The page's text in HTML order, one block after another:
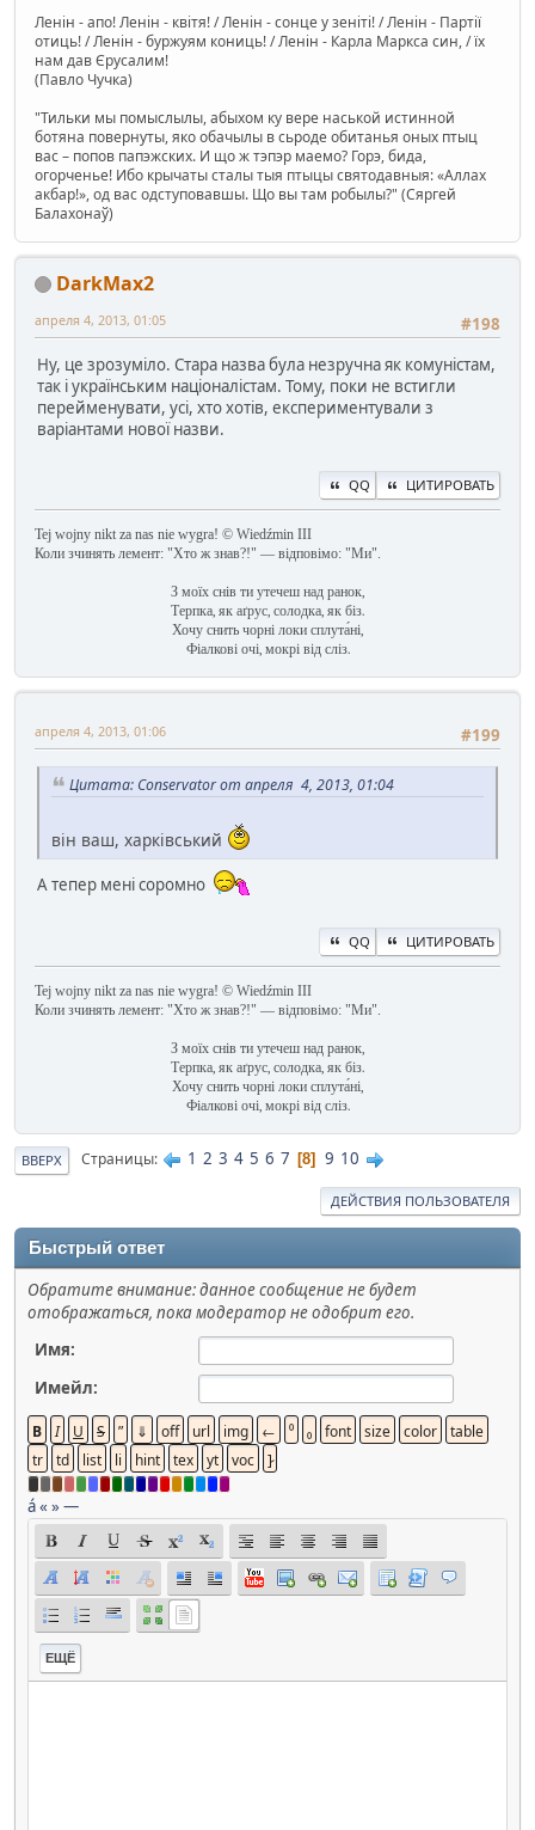
Ленін - апо! Ленін - квітя! / Ленін - сонце у зеніті! / Ленін - Партії
отиць! / Ленін - буржуям кониць! / Ленін - Карла Маркса син, / їх
нам дав Єрусалим!
(Павло Чучка)
"Тильки мы помыслылы, абыхом ку вере наськой истинной
ботяна повернуты, яко обачылы в сьроде обитанья оных птыц
вас – попов папэжских. И що ж тэпэр маемо? Горэ, бида,
огорченье! Ибо крычаты сталы тыя птыцы святодавныя: «Аллах
акбар!», од вас одступовавшы. Що вы там робылы?" (Сяргей
Балахонаў)
DarkMax2
#198
апреля 4, 2013, 01:05
Ну, це зрозуміло. Стара назва була незручна як комуністам,
так і українським націоналістам. Тому, поки не встигли
перейменувати, усі, хто хотів, експериментували з
варіантами нової назви.
QQ ЦИТИРОВАТЬ
Tej wojny nikt za nas nie wygra! © Wiedźmin III
Коли зчинять лемент: "Хто ж знав?!" — відповімо: "Ми".
З моїх снів ти утечеш над ранок,
Терпка, як аґрус, солодка, як біз.
Хочу снить чорні локи сплута́ні,
Фіалкові очі, мокрі від сліз.
#199
апреля 4, 2013, 01:06
Цитата: Conservator от апреля 4, 2013, 01:04
він ваш, харківський
А тепер мені соромно
QQ ЦИТИРОВАТЬ
Tej wojny nikt za nas nie wygra! © Wiedźmin III
Коли зчинять лемент: "Хто ж знав?!" — відповімо: "Ми".
З моїх снів ти утечеш над ранок,
Терпка, як аґрус, солодка, як біз.
Хочу снить чорні локи сплута́ні,
Фіалкові очі, мокрі від сліз.
ВВЕРХ Страницы 1 2 3 4 5 6 7 8 9 10
ДЕЙСТВИЯ ПОЛЬЗОВАТЕЛЯ
Быстрый ответ
Обратите внимание: данное сообщение не будет
отображаться, пока модератор не одобрит его.
Имя:
Имейл:
á« »—
ЕЩЁ